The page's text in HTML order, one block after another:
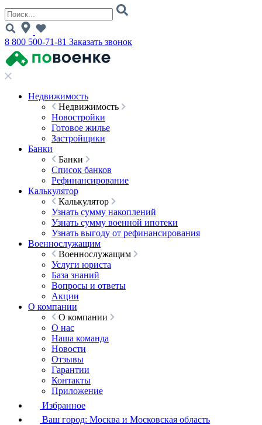
8 800 500-71-81 Заказать звонок
Недвижимость
Недвижимость
Новостройки
Готовое жилье
Застройщики
Банки
Банки
Список банков
Рефинансирование
Калькулятор
Калькулятор
Узнать сумму накоплений
Узнать сумму военной ипотеки
Узнать выгоду от рефинансирования
Военнослужащим
Военнослужащим
Услуги юриста
База знаний
Вопросы и ответы
Акции
О компании
О компании
О нас
Наша команда
Новости
Отзывы
Гарантии
Контакты
Приложение
Избранное
Ваш город: Москва и Московская область